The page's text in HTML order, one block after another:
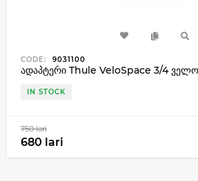
CODE: 9031100
ადაპტერი Thule VeloSpace 3/4
IN STOCK
750 lari
680 lari